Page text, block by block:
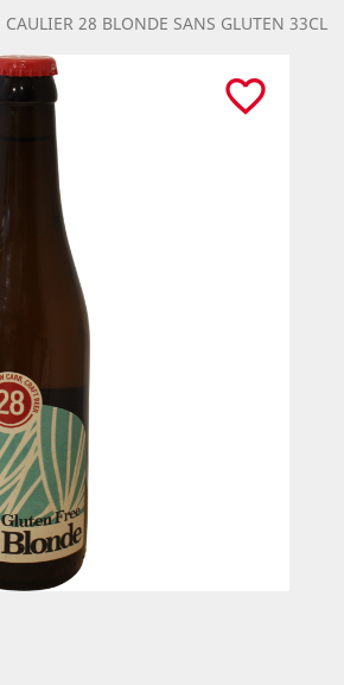
CAULIER 28 BLONDE SANS GLUTEN 33CL
favorite_border